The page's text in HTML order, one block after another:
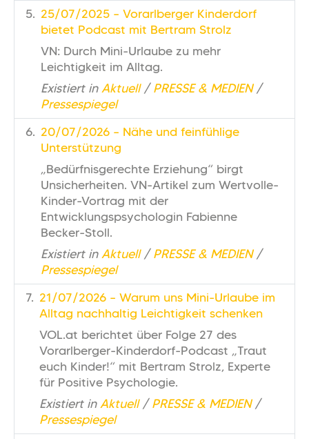
25/07/2025 – Vorarlberger Kinderdorf
bietet Podcast mit Bertram Strolz
VN: Durch Mini-Urlaube zu mehr
Leichtigkeit im Alltag.
Existiert in Aktuell /PRESSE & MEDIEN /
Pressespiegel
20/07/2026 – Nähe und feinfühlige
Unterstützung
„Bedürfnisgerechte Erziehung“ birgt
Unsicherheiten. VN-Artikel zum Wertvolle-
Kinder-Vortrag mit der
Entwicklungspsychologin Fabienne
Becker-Stoll.
Existiert in Aktuell /PRESSE & MEDIEN /
Pressespiegel
21/07/2026 – Warum uns Mini-Urlaube im
Alltag nachhaltig Leichtigkeit schenken
VOL.at berichtet über Folge 27 des
Vorarlberger-Kinderdorf-Podcast „Traut
euch Kinder!“ mit Bertram Strolz, Experte
für Positive Psychologie.
Existiert in Aktuell /PRESSE & MEDIEN /
Pressespiegel